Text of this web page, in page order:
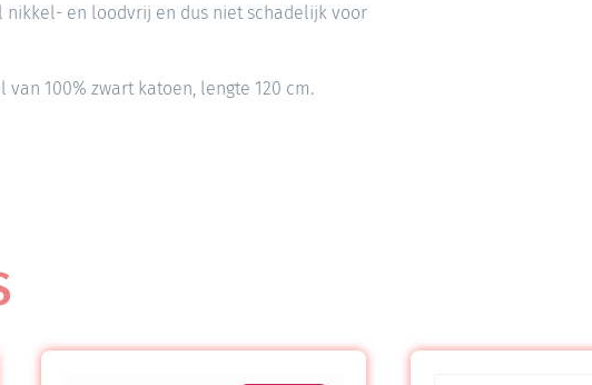
nikkel- en loodvrij en dus niet schadelijk voor
100% zwart katoen, lengte 120 cm.